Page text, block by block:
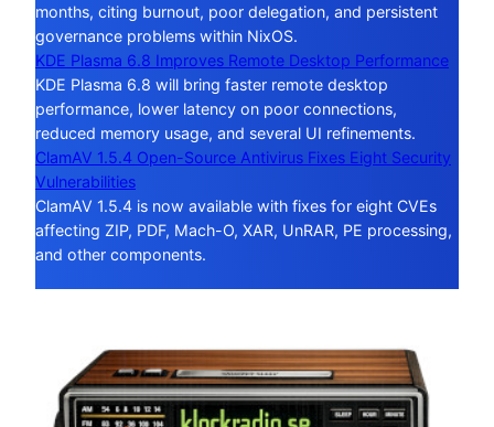
months, citing burnout, poor delegation, and persistent
governance problems within NixOS.
KDE Plasma 6.8 Improves Remote Desktop Performance
KDE Plasma 6.8 will bring faster remote desktop
performance, lower latency on poor connections,
reduced memory usage, and several UI refinements.
ClamAV 1.5.4 Open-Source Antivirus Fixes Eight Security
Vulnerabilities
ClamAV 1.5.4 is now available with fixes for eight CVEs
affecting ZIP, PDF, Mach-O, XAR, UnRAR, PE processing,
and other components.